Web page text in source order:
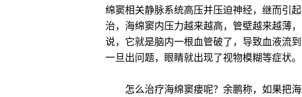
绵窦相关静脉系统高压并压迫神经，继而引
治，海绵窦内压力越来越高，管壁越来越薄
说，它就是脑内一根血管破了，导致血液流
一旦出问题，眼睛就出现了视物模糊等症状。
怎么治疗海绵窦瘘呢？余鹏称，如果把海